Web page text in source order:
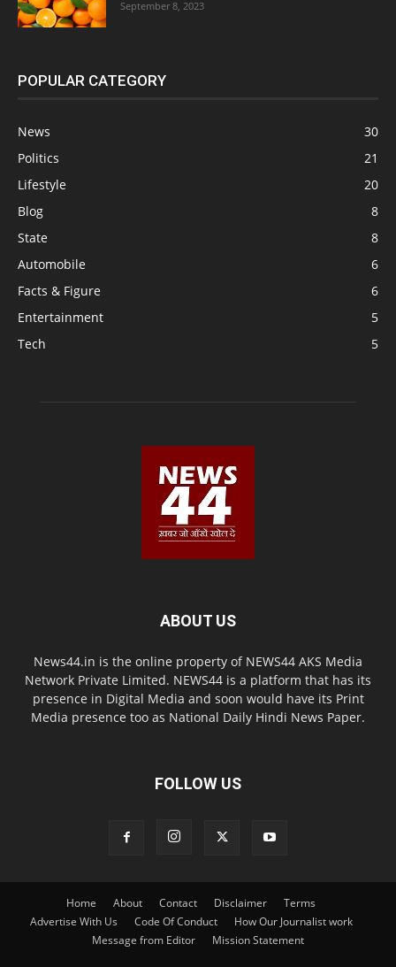
September 8, 2023
POPULAR CATEGORY
News
30
Politics
21
Lifestyle
20
Blog
8
State
8
Automobile
6
Facts & Figure
6
Entertainment
5
Tech
5
ABOUT US
News44.in is the online property of NEWS44 AKS Media
Network Private Limited. NEWS44 is a platform that has its
presence in Digital Media and soon would have its Print
Media presence too as National Daily Hindi News Paper.
FOLLOW US
Home About Contact Disclaimer
Terms
Advertise With Us
Code Of Conduct
How Our Journalist work
Message from Editor
Mission Statement